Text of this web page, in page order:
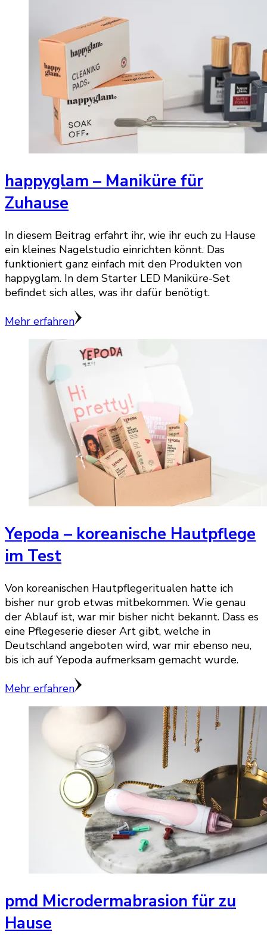
happyglam – Maniküre für
Zuhause
In diesem Beitrag erfahrt ihr, wie ihr euch zu Hause
ein kleines Nagelstudio einrichten könnt. Das
funktioniert ganz einfach mit den Produkten von
happyglam. In dem Starter LED Maniküre-Set
befindet sich alles, was ihr dafür benötigt.
Mehr erfahren
Yepoda – koreanische Hautpflege
im Test
Von koreanischen Hautpflegeritualen hatte ich
bisher nur grob etwas mitbekommen. Wie genau
der Ablauf ist, war mir bisher nicht bekannt. Dass es
eine Pflegeserie dieser Art gibt, welche in
Deutschland angeboten wird, war mir ebenso neu,
bis ich auf Yepoda aufmerksam gemacht wurde.
Mehr erfahren
pmd Microdermabrasion für zu
Hause